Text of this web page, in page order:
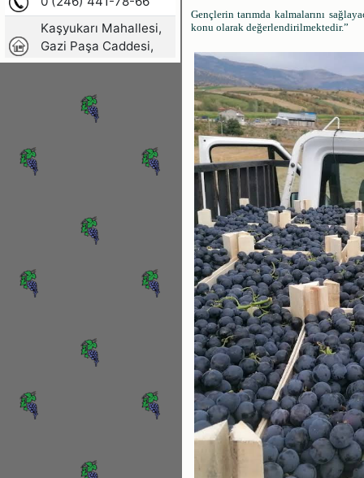
Gençlerin tarımda kalmalarını
konu olarak değerlendirilmektedir.”